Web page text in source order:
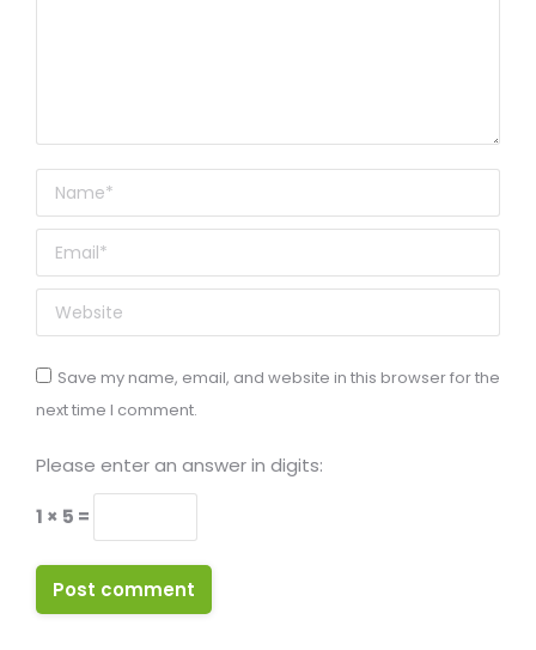
Name *
Email *
Website
Save my name, email, and website in this browser for the
next time I comment.
Please enter an answer in digits:
1 × 5 =
Post comment